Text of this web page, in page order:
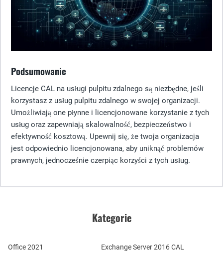
Podsumowanie
Licencje CAL na usługi pulpitu zdalnego są niezbędne, jeśli
korzystasz z usług pulpitu zdalnego w swojej organizacji.
Umożliwiają one płynne i licencjonowane korzystanie z tych
usług oraz zapewniają skalowalność, bezpieczeństwo i
efektywność kosztową. Upewnij się, że twoja organizacja
jest odpowiednio licencjonowana, aby uniknąć problemów
prawnych, jednocześnie czerpiąc korzyści z tych usług.
Kategorie
Office 2021
Exchange Server 2016 CAL